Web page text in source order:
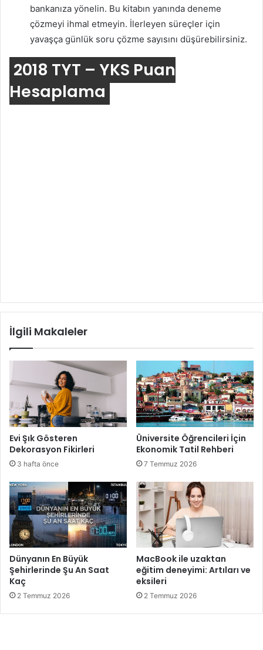
bankanıza yönelin. Bu kitabın yanında deneme
çözmeyi ihmal etmeyin. İlerleyen süreçler için
yavaşça günlük soru çözme sayısını düşürebilirsiniz.
2018 TYT – YKS Puan
Hesaplama
İlgili Makaleler
Evi Şık Gösteren
Dekorasyon Fikirleri
3 hafta önce
Üniversite Öğrencileri İçin
Ekonomik Tatil Rehberi
7 Temmuz 2026
Dünyanın En Büyük
Şehirlerinde Şu An Saat
Kaç
2 Temmuz 2026
MacBook ile uzaktan
eğitim deneyimi: Artıları ve
eksileri
2 Temmuz 2026